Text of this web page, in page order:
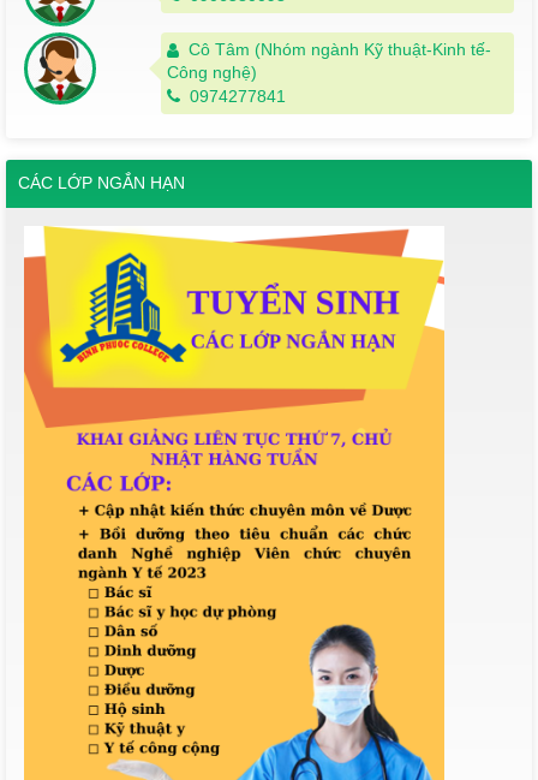
Cô Tâm (Nhóm ngành Kỹ thuật-Kinh tế-
Công nghệ)
0974277841
CÁC LỚP NGẮN HẠN